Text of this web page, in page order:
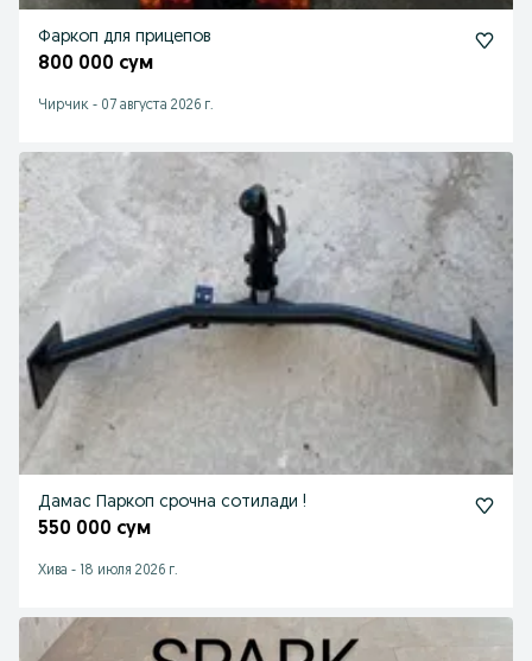
Фаркоп для прицепов
800 000 сум
Чирчик - 07 августа 2026 г.
Дамас Паркоп срочна сотилади !
550 000 сум
Хива - 18 июля 2026 г.